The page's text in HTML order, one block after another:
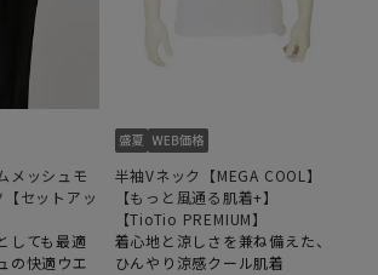
メッシュモ
セットアッ
しても最適
の快適ウエ
半袖Vネック【MEGA COOL】
【もっと風通る肌着+】
【TioTio PREMIUM】
着心地と涼しさを兼ね備えた、
ひんやり涼感クール肌着